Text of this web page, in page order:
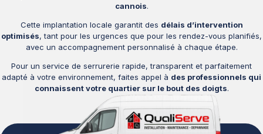
cannois.
Cette implantation locale garantit des délais d’intervention
optimisés, tant pour les urgences que pour les rendez-vous planifiés,
avec un accompagnement personnalisé à chaque étape.
Pour un service de serrurerie rapide, transparent et parfaitement
adapté à votre environnement, faites appel à des professionnels qui
connaissent votre quartier sur le bout des doigts.